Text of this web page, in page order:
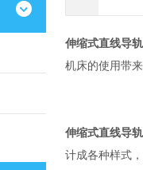
伸缩式直线导
机床的使用带
伸缩式直线导
计成各种样式